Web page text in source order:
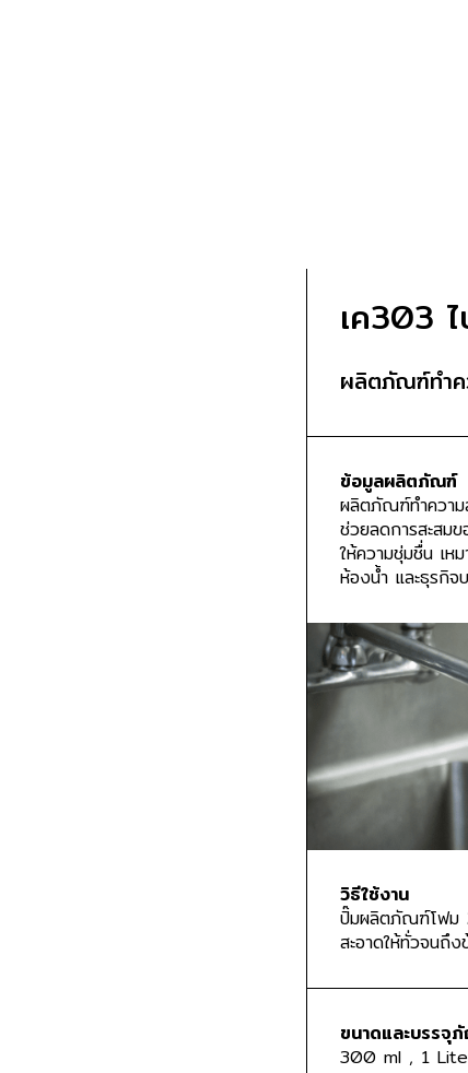
เค303
ผลิตภัณฑ์ทำค
ข้อมูลผลิตภัณฑ์
ผลิตภัณฑ์ทำความ
ช่วยลดการสะสม
ให้ความชุ่มชื่น เห
ห้องน้ำ และธุรกิจ
วิธีใช้งาน
ปั๊มผลิตภัณฑ์โฟม
สะอาดให้ทั่วจนถึ
ขนาดและบรรจุ
300 ml , 1